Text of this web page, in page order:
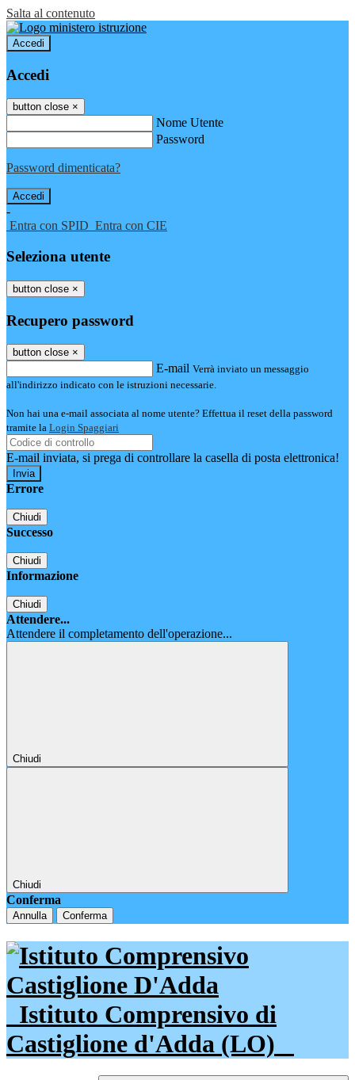
Salta al contenuto
Accedi
Accedi
button close ×
Nome Utente
Password
Password dimenticata?
-
Entra con SPID Entra con CIE
Seleziona utente
button close ×
Recupero password
button close ×
E-mail Verrà inviato un messaggio
all'indirizzo indicato con le istruzioni necessarie.
Non hai una e-mail associata al nome utente? Effettua il reset della password
tramite la Login Spaggiari
E-mail inviata, si prega di controllare la casella di posta elettronica!
Errore
Chiudi
Successo
Chiudi
Informazione
Chiudi
Attendere...
Attendere il completamento dell'operazione...
Chiudi
Chiudi
Conferma
Annulla Conferma
Istituto Comprensivo di
Castiglione d'Adda (LO)